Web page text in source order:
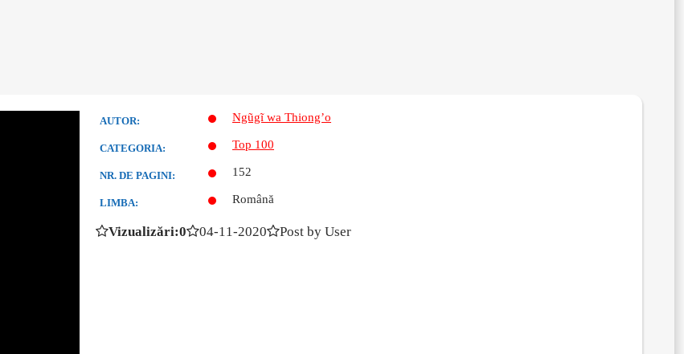
AUTOR: Ngũgĩ wa Thiong’o
CATEGORIA: Top 100
NR. DE PAGINI: 152
LIMBA: Română
Vizualizări:0 04-11-2020 Post by User